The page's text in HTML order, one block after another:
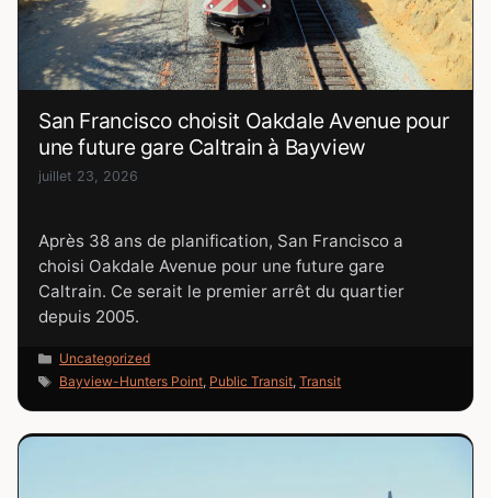
San Francisco choisit Oakdale Avenue pour
une future gare Caltrain à Bayview
juillet 23, 2026
Après 38 ans de planification, San Francisco a
choisi Oakdale Avenue pour une future gare
Caltrain. Ce serait le premier arrêt du quartier
depuis 2005.
Catégories
Uncategorized
Étiquettes
Bayview-Hunters Point, Public Transit,Transit